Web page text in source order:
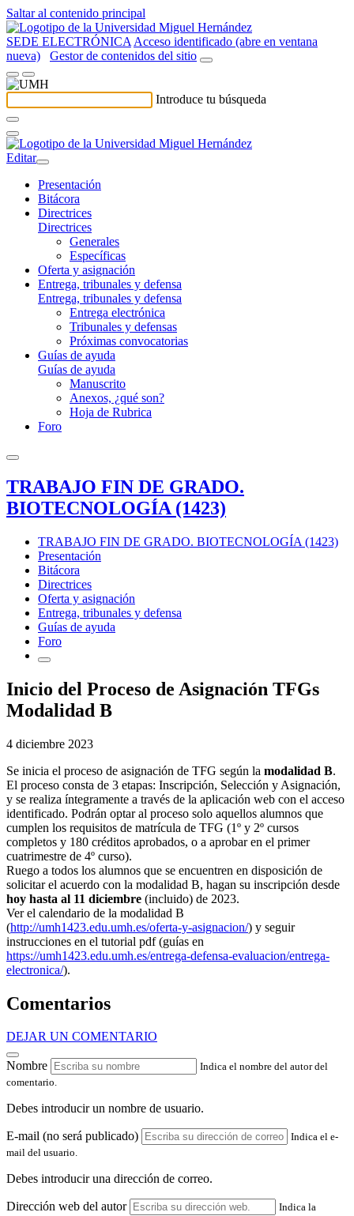
Saltar al contenido principal
SEDE ELECTRÓNICA Acceso identificado (abre en ventana
nueva)
Gestor de contenidos del sitio
Introduce tu búsqueda
Editar
Presentación
Bitácora
Directrices
Directrices
Generales
Específicas
Oferta y asignación
Entrega, tribunales y defensa
Entrega, tribunales y defensa
Entrega electrónica
Tribunales y defensas
Próximas convocatorias
Guías de ayuda
Guías de ayuda
Manuscrito
Anexos, ¿qué son?
Hoja de Rubrica
Foro
TRABAJO FIN DE GRADO.
BIOTECNOLOGÍA (1423)
TRABAJO FIN DE GRADO. BIOTECNOLOGÍA (1423)
Presentación
Bitácora
Directrices
Oferta y asignación
Entrega, tribunales y defensa
Guías de ayuda
Foro
Inicio del Proceso de Asignación TFGs
Modalidad B
4 diciembre 2023
Se inicia el proceso de asignación de TFG según la modalidad B.
El proceso consta de 3 etapas: Inscripción, Selección y Asignación,
y se realiza íntegramente a través de la aplicación web con el acceso
identificado. Podrán optar al proceso solo aquellos alumnos que
cumplen los requisitos de matrícula de TFG (1º y 2º cursos
completos y 180 créditos aprobados, o a aprobar en el primer
cuatrimestre de 4º curso).
Ruego a todos los alumnos que se encuentren en disposición de
solicitar el acuerdo con la modalidad B, hagan su inscripción desde
hoy hasta al 11 diciembre (incluido) de 2023.
Ver el calendario de la modalidad B
(http://umh1423.edu.umh.es/oferta-y-asignacion/) y seguir
instrucciones en el tutorial pdf (guías en
https://umh1423.edu.umh.es/entrega-defensa-evaluacion/entrega-
electronica/).
Comentarios
DEJAR UN COMENTARIO
Nombre
Indica el nombre del autor del
comentario.
Debes introducir un nombre de usuario.
E-mail (no será publicado)
Indica el e-
mail del usuario.
Debes introducir una dirección de correo.
Dirección web del autor
Indica la